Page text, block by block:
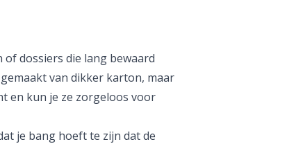
dossiers die lang bewaard
van dikker karton, maar
en kun je ze zorgeloos voor
je bang hoeft te zijn dat de